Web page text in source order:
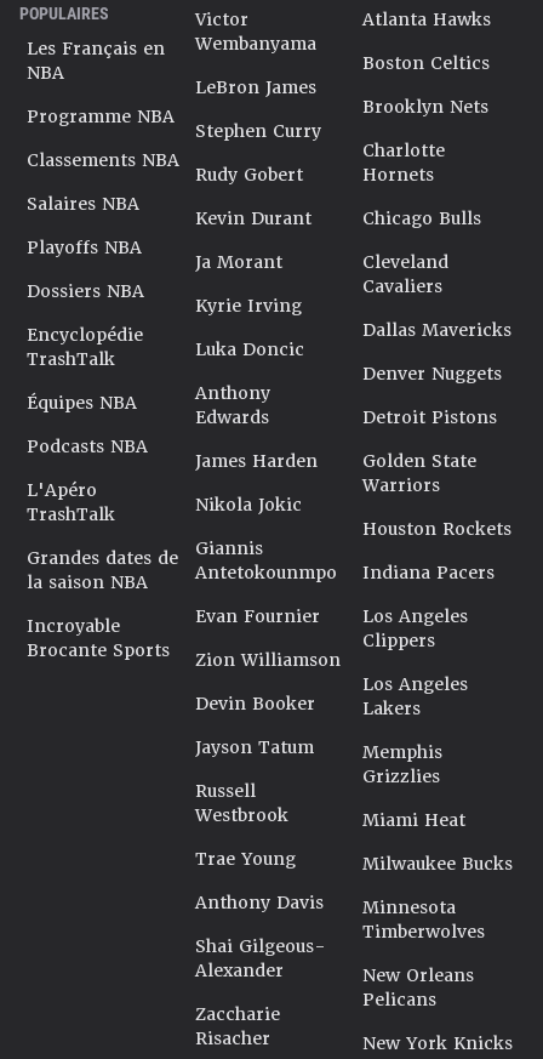
POPULAIRES
Les Français en
NBA
Programme NBA
Classements NBA
Salaires NBA
Playoffs NBA
Dossiers NBA
Encyclopédie
TrashTalk
Équipes NBA
Podcasts NBA
L'Apéro
TrashTalk
Grandes dates de
la saison NBA
Incroyable
Brocante Sports
Victor
Wembanyama
LeBron James
Stephen Curry
Rudy Gobert
Kevin Durant
Ja Morant
Kyrie Irving
Luka Doncic
Anthony
Edwards
James Harden
Nikola Jokic
Giannis
Antetokounmpo
Evan Fournier
Zion Williamson
Devin Booker
Jayson Tatum
Russell
Westbrook
Trae Young
Anthony Davis
Shai Gilgeous-
Alexander
Zaccharie
Risacher
Atlanta Hawks
Boston Celtics
Brooklyn Nets
Charlotte
Hornets
Chicago Bulls
Cleveland
Cavaliers
Dallas Mavericks
Denver Nuggets
Detroit Pistons
Golden State
Warriors
Houston Rockets
Indiana Pacers
Los Angeles
Clippers
Los Angeles
Lakers
Memphis
Grizzlies
Miami Heat
Milwaukee Bucks
Minnesota
Timberwolves
New Orleans
Pelicans
New York Knicks